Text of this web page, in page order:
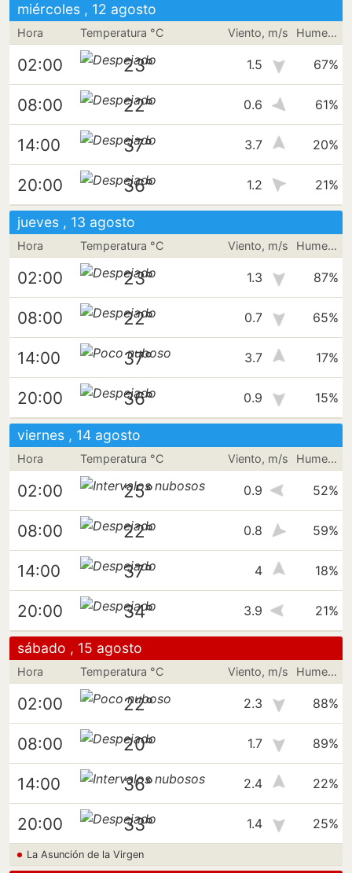
miércoles , 12 agosto
Hora Temperatura °C Viento, m/s Humedad
02:00 23° 1.5 67%
08:00 22° 0.6 61%
14:00 37° 3.7 20%
20:00 36° 1.2 21%
jueves , 13 agosto
Hora Temperatura °C Viento, m/s Humedad
02:00 23° 1.3 87%
08:00 22° 0.7 65%
14:00 37° 3.7 17%
20:00 36° 0.9 15%
viernes , 14 agosto
Hora Temperatura °C Viento, m/s Humedad
02:00 25° 0.9 52%
08:00 22° 0.8 59%
14:00 37° 4 18%
20:00 34° 3.9 21%
sábado , 15 agosto
Hora Temperatura °C Viento, m/s Humedad
02:00 22° 2.3 88%
08:00 20° 1.7 89%
14:00 36° 2.4 22%
20:00 33° 1.4 25%
La Asunción de la Virgen